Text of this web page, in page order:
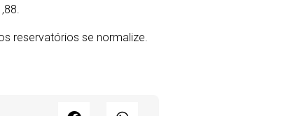
reservatórios se normalize.